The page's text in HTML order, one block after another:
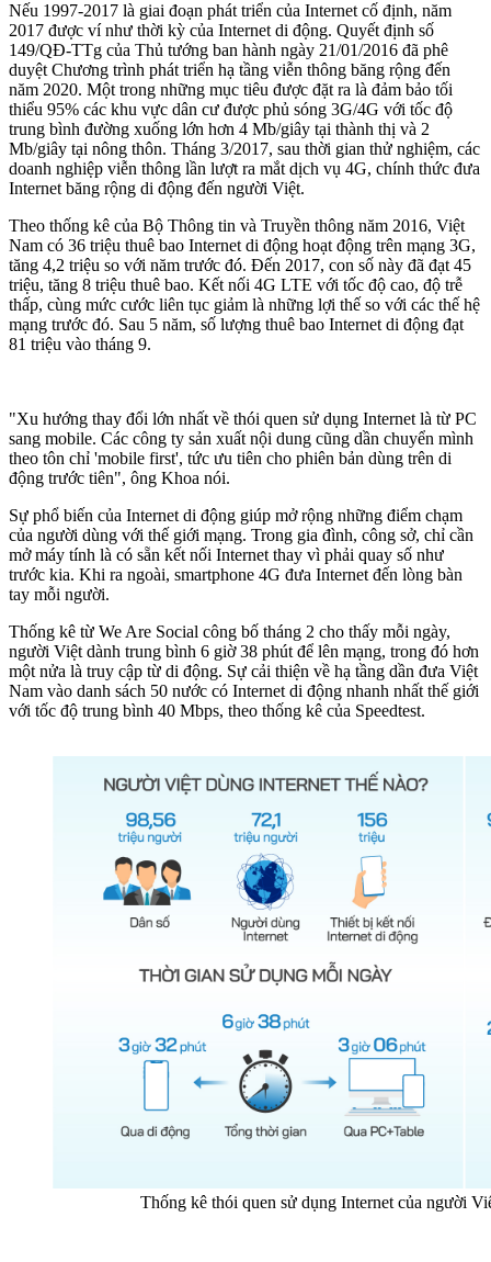
Nếu 1997-2017 là giai đoạn phát triển của Internet cố định, năm
2017 được ví như thời kỳ của Internet di động. Quyết định số
149/QĐ-TTg của Thủ tướng ban hành ngày 21/01/2016 đã phê
duyệt Chương trình phát triển hạ tầng viễn thông băng rộng đến
năm 2020. Một trong những mục tiêu được đặt ra là đảm bảo tối
thiểu 95% các khu vực dân cư được phủ sóng 3G/4G với tốc độ
trung bình đường xuống lớn hơn 4 Mb/giây tại thành thị và 2
Mb/giây tại nông thôn. Tháng 3/2017, sau thời gian thử nghiệm, các
doanh nghiệp viễn thông lần lượt ra mắt dịch vụ 4G, chính thức đưa
Internet băng rộng di động đến người Việt.
Theo thống kê của Bộ Thông tin và Truyền thông năm 2016, Việt
Nam có 36 triệu thuê bao Internet di động hoạt động trên mạng 3G,
tăng 4,2 triệu so với năm trước đó. Đến 2017, con số này đã đạt 45
triệu, tăng 8 triệu thuê bao. Kết nối 4G LTE với tốc độ cao, độ trễ
thấp, cùng mức cước liên tục giảm là những lợi thế so với các thế hệ
mạng trước đó. Sau 5 năm, số lượng thuê bao Internet di động đạt
81 triệu vào tháng 9.
"Xu hướng thay đổi lớn nhất về thói quen sử dụng Internet là từ PC
sang mobile. Các công ty sản xuất nội dung cũng dần chuyển mình
theo tôn chỉ 'mobile first', tức ưu tiên cho phiên bản dùng trên di
động trước tiên", ông Khoa nói.
Sự phổ biến của Internet di động giúp mở rộng những điểm chạm
của người dùng với thế giới mạng. Trong gia đình, công sở, chỉ cần
mở máy tính là có sẵn kết nối Internet thay vì phải quay số như
trước kia. Khi ra ngoài, smartphone 4G đưa Internet đến lòng bàn
tay mỗi người.
Thống kê từ We Are Social công bố tháng 2 cho thấy mỗi ngày,
người Việt dành trung bình 6 giờ 38 phút để lên mạng, trong đó hơn
một nửa là truy cập từ di động. Sự cải thiện về hạ tầng dần đưa Việt
Nam vào danh sách 50 nước có Internet di động nhanh nhất thế giới
với tốc độ trung bình 40 Mbps, theo thống kê của Speedtest.
Thống kê thói quen sử dụng Internet của người